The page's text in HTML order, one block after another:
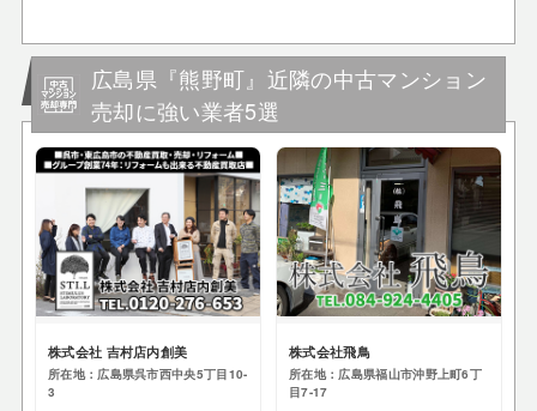
広島県『熊野町』近隣の中古マンション
売却に強い業者5選
株式会社 吉村店内創美
所在地：広島県呉市西中央5丁目10-
3
株式会社飛鳥
所在地：広島県福山市沖野上町6丁
目7-17